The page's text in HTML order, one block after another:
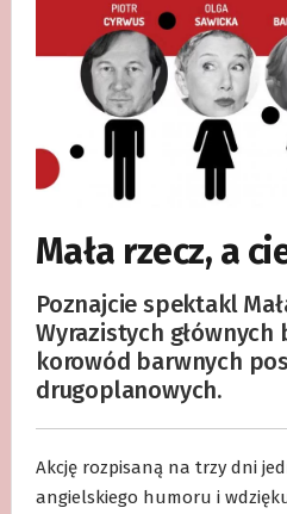
Mała rzecz, a
Poznajcie spektakl
Wyrazistych głównych
korowód barwnych
drugoplanowych.
Akcję rozpisaną na trzy dni
angielskiego humoru i